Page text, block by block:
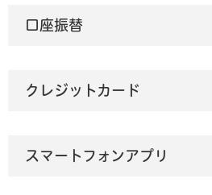
口座振替
クレジットカード
スマートフォンアプリ